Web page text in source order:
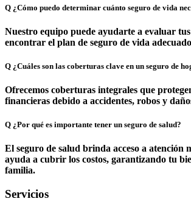
Q ¿Cómo puedo determinar cuánto seguro de vida
Nuestro equipo puede ayudarte a evaluar tus
encontrar el plan de seguro de vida
Q ¿Cuáles son las coberturas clave en un seguro de
Ofrecemos coberturas integrales que
financieras debido a accidentes, robos y
Q ¿Por qué es importante tener un seguro de salud?
El seguro de salud brinda acceso a atención
ayuda a cubrir los costos, garantizando tu
familia.
Servicios